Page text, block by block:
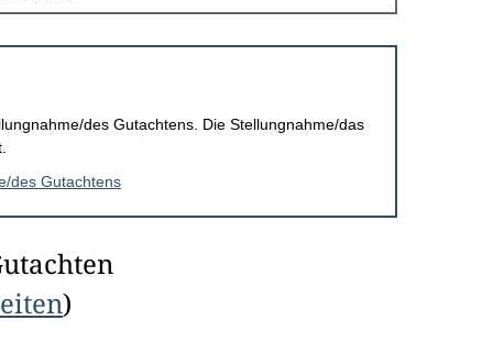
des Gutachtens. Die Stellungnahme/das
des Gutachtens
)